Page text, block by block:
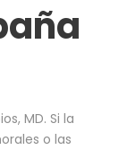
MD. Si la
o las